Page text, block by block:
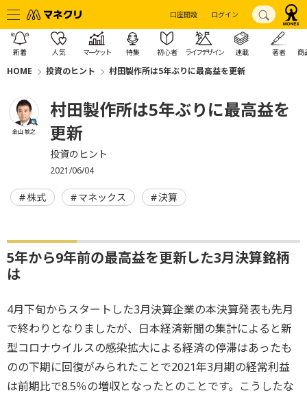
口座開設 ログイン
新着 人気 マーケット 特集 初心者 ライフデザイン 連載 著者 商
HOME 投資のヒント 村田製作所は5年ぶりに最高益を更新
金山 敏之
村田製作所は5年ぶりに最高益を
更新
投資のヒント
2021/06/04
株式 マネックス 決算
5年から9年前の最高益を更新した3月決算銘柄
は
4月下旬からスタートした3月決算企業の本決算発表も先月
で終わりとなりましたが、日本経済新聞の集計によると新
型コロナウイルスの感染拡大による経済の停滞はあったも
のの下期に回復がみられたことで2021年3月期の経常利益
は前期比で8.5％の増収となったとのことです。こうしたな